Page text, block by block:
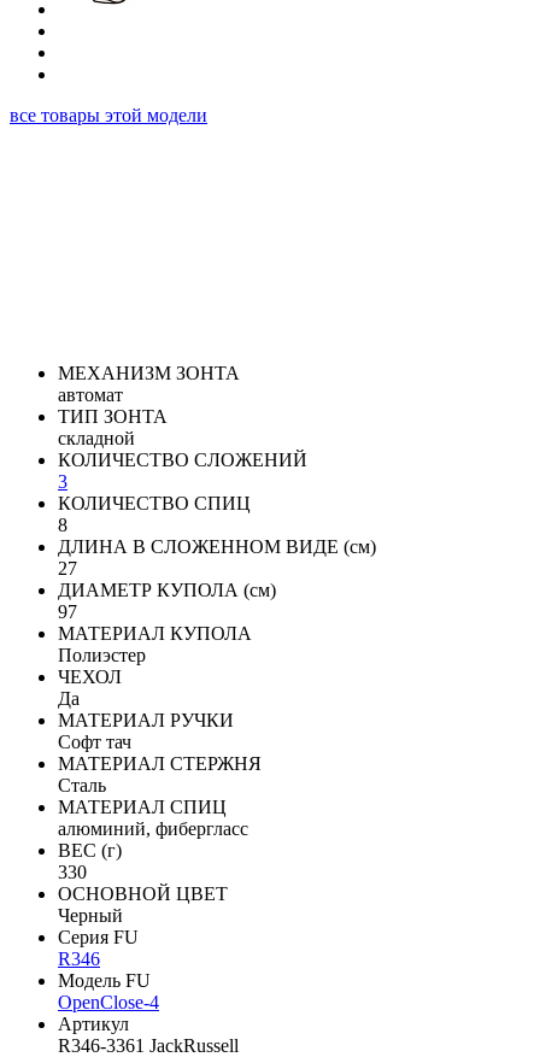
все товары этой модели
МЕХАНИЗМ ЗОНТА
автомат
ТИП ЗОНТА
складной
КОЛИЧЕСТВО СЛОЖЕНИЙ
3
КОЛИЧЕСТВО СПИЦ
8
ДЛИНА В СЛОЖЕННОМ ВИДЕ (см)
27
ДИАМЕТР КУПОЛА (см)
97
МАТЕРИАЛ КУПОЛА
Полиэстер
ЧЕХОЛ
Да
МАТЕРИАЛ РУЧКИ
Софт тач
МАТЕРИАЛ СТЕРЖНЯ
Сталь
МАТЕРИАЛ СПИЦ
алюминий, фибергласс
ВЕС (г)
330
ОСНОВНОЙ ЦВЕТ
Черный
Серия FU
R346
Модель FU
OpenClose-4
Артикул
R346-3361 JackRussell